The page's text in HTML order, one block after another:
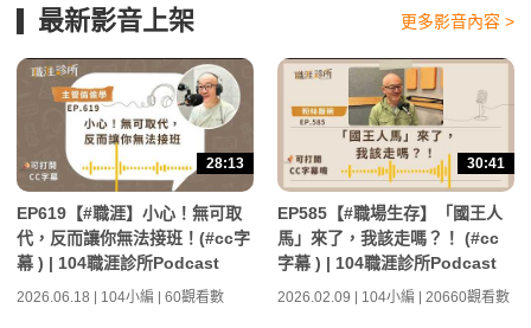
最新影音上架 更多影音內容 >
28:13
EP619【#職涯】小心！無可取
代，反而讓你無法接班！(#cc字
幕 ) | 104職涯診所Podcast
2026.06.18 | 104小編 | 60觀看數
30:41
EP585【#職場生存】「國王人
馬」來了，我該走嗎？！ (#cc
字幕 ) | 104職涯診所Podcast
2026.02.09 | 104小編 | 20660觀看數